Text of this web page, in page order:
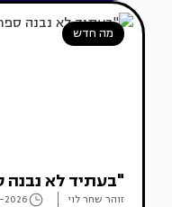
מה חדש
"בעתיד לא נבנה
זוהר שחר לוי 2026